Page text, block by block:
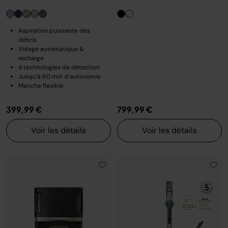
Aspiration puissante des
débris
Vidage automatique &
recharge
4 technologies de détection
Jusqu’à 60 min d’autonomie
Manche flexible
399,99 €
Voir les détails
799,99 €
Voir les détails